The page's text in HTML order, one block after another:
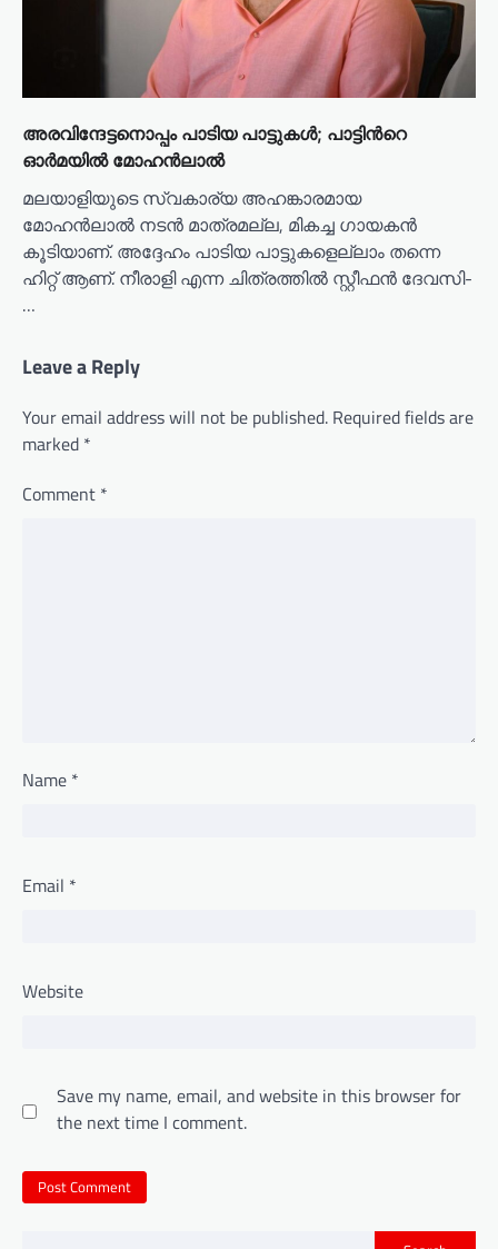
അരവിന്ദേട്ടനൊപ്പം പാടിയ പാട്ടുകൾ; പാട്ടിന്‍റെ
ഓർമയിൽ മോഹൻലാൽ
മലയാളിയുടെ സ്വകാര്യ അഹങ്കാരമായ
മോഹൻലാൽ നടൻ മാത്രമല്ല, മികച്ച ഗായകൻ
കൂടിയാണ്. അദ്ദേഹം പാടിയ പാട്ടുകളെല്ലാം തന്നെ
ഹിറ്റ് ആണ്. നീരാളി എന്ന ചിത്രത്തിൽ സ്റ്റീഫൻ ദേവസി-
…
Leave a Reply
Your email address will not be published. Required fields are
marked *
Comment *
Name *
Email *
Website
Save my name, email, and website in this browser for
the next time I comment.